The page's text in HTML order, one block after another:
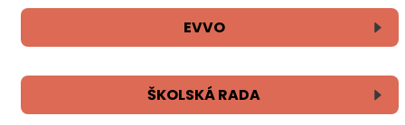
EVVO
ŠKOLSKÁ RADA